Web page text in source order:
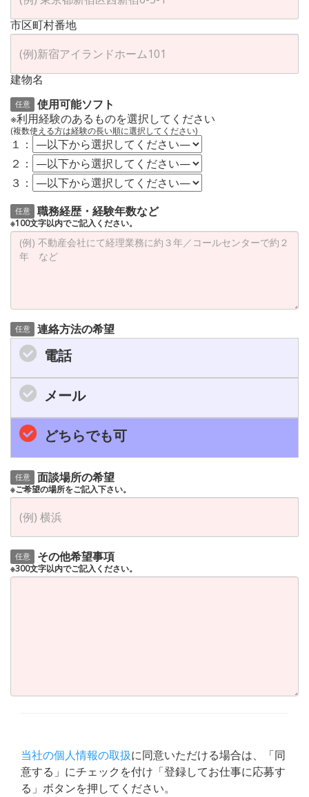
市区町村番地
建物名
任意
使用可能ソフト
※利用経験のあるものを選択してください
(複数使える方は経験の長い順に選択してください)
１：
２：
３：
任意 職務経歴・経験年数など
※100文字以内でご記入ください。
任意 連絡方法の希望
電話
メール
どちらでも可
任意 面談場所の希望
※ご希望の場所をご記入下さい。
任意 その他希望事項
※300文字以内でご記入ください。
当社の個人情報の取扱に同意いただける場合は、「同
意する」にチェックを付け「登録してお仕事に応募す
る」ボタンを押してください。